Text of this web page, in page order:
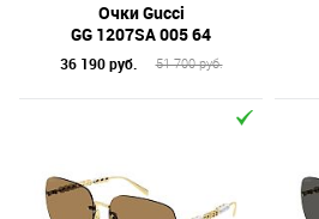
Очки Gucci
GG 1207SA 005 64
36 190 руб. 51 700 руб.